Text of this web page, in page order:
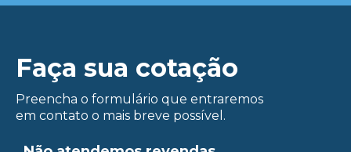
Faça sua cotação
Preencha o formulário que entraremos
em contato o mais breve possível.